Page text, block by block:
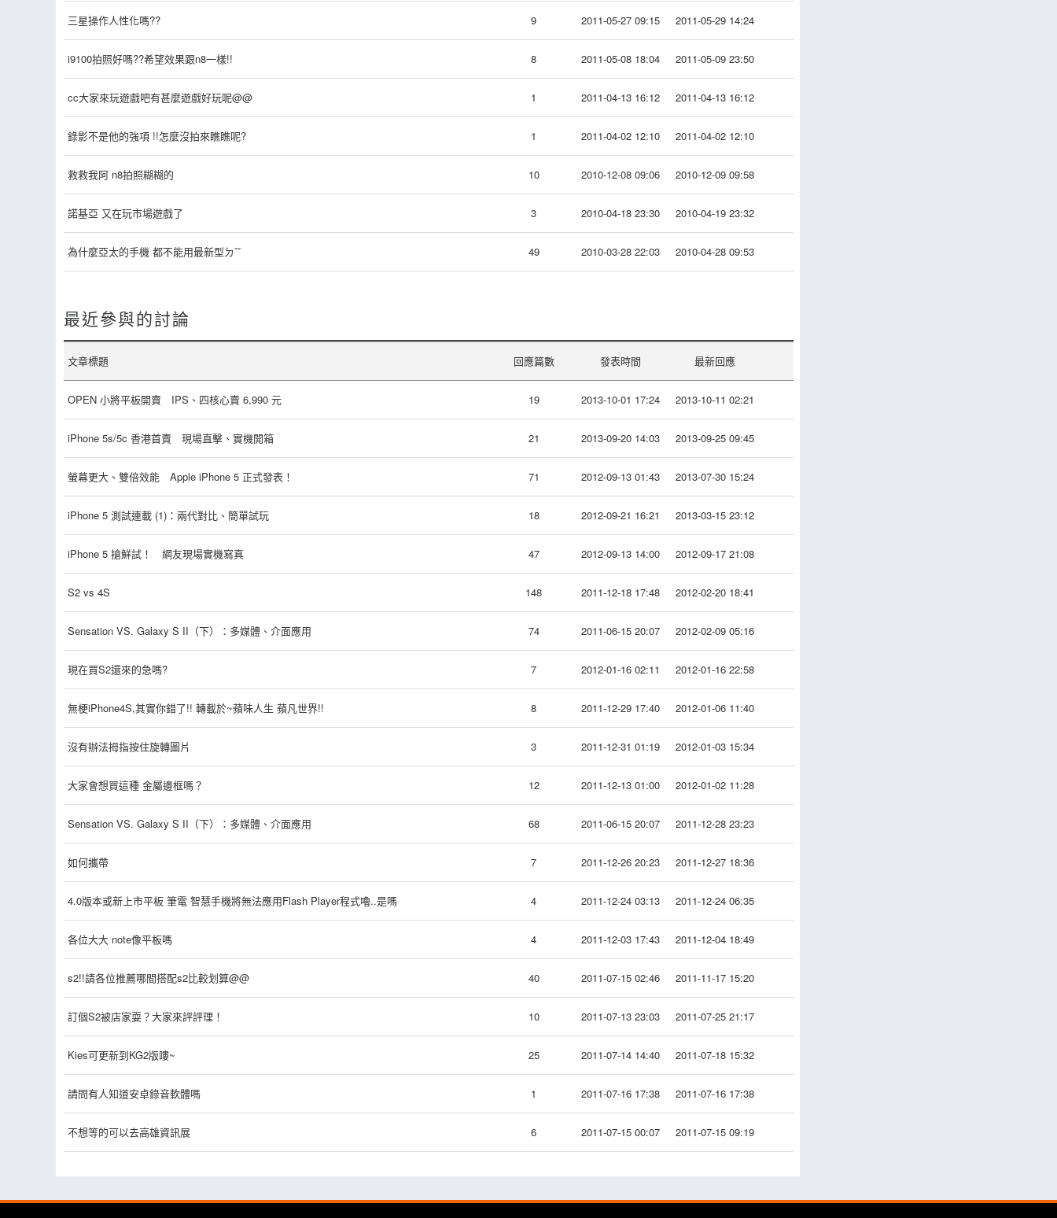
三星操作人性化嗎?? 9 2011-05-27 09:15 2011-05-29 14:24
i9100拍照好嗎??希望效果跟n8一樣!! 8 2011-05-08 18:04 2011-05-09 23:50
cc大家來玩遊戲吧有甚麼遊戲好玩呢@@ 1 2011-04-13 16:12 2011-04-13 16:12
錄影不是他的強項 !!怎麼沒拍來瞧瞧呢? 1 2011-04-02 12:10 2011-04-02 12:10
救救我阿 n8拍照糊糊的 10 2010-12-08 09:06 2010-12-09 09:58
諾基亞 又在玩市場遊戲了 3 2010-04-18 23:30 2010-04-19 23:32
為什麼亞太的手機 都不能用最新型ㄉˇˇ 49 2010-03-28 22:03 2010-04-28 09:53
最近參與的討論
文章標題 回應篇數 發表時間 最新回應
OPEN 小將平板開賣 IPS、四核心賣 6,990 元 19 2013-10-01 17:24 2013-10-11 02:21
iPhone 5s/5c 香港首賣 現場直擊、實機開箱 21 2013-09-20 14:03 2013-09-25 09:45
螢幕更大、雙倍效能 Apple iPhone 5 正式發表！ 71 2012-09-13 01:43 2013-07-30 15:24
iPhone 5 測試連載 (1)：兩代對比、簡單試玩 18 2012-09-21 16:21 2013-03-15 23:12
iPhone 5 搶鮮試！ 網友現場實機寫真 47 2012-09-13 14:00 2012-09-17 21:08
S2 vs 4S 148 2011-12-18 17:48 2012-02-20 18:41
Sensation VS. Galaxy S II（下）：多媒體、介面應用 74 2011-06-15 20:07 2012-02-09 05:16
現在買S2還來的急嗎? 7 2012-01-16 02:11 2012-01-16 22:58
無梗iPhone4S,其實你錯了!! 轉載於~蘋味人生 蘋凡世界!! 8 2011-12-29 17:40 2012-01-06 11:40
沒有辦法拇指按住旋轉圖片 3 2011-12-31 01:19 2012-01-03 15:34
大家會想買這種 金屬邊框嗎？ 12 2011-12-13 01:00 2012-01-02 11:28
Sensation VS. Galaxy S II（下）：多媒體、介面應用 68 2011-06-15 20:07 2011-12-28 23:23
如何攜帶 7 2011-12-26 20:23 2011-12-27 18:36
4.0版本或新上市平板 筆電 智慧手機將無法應用Flash Player程式嚕..是嗎 4 2011-12-24 03:13 2011-12-24 06:35
各位大大 note像平板嗎 4 2011-12-03 17:43 2011-12-04 18:49
s2!!請各位推薦哪間搭配s2比較划算@@ 40 2011-07-15 02:46 2011-11-17 15:20
訂個S2被店家耍？大家來評評理！ 10 2011-07-13 23:03 2011-07-25 21:17
Kies可更新到KG2版嘍~ 25 2011-07-14 14:40 2011-07-18 15:32
請問有人知道安卓錄音軟體嗎 1 2011-07-16 17:38 2011-07-16 17:38
不想等的可以去高雄資訊展 6 2011-07-15 00:07 2011-07-15 09:19